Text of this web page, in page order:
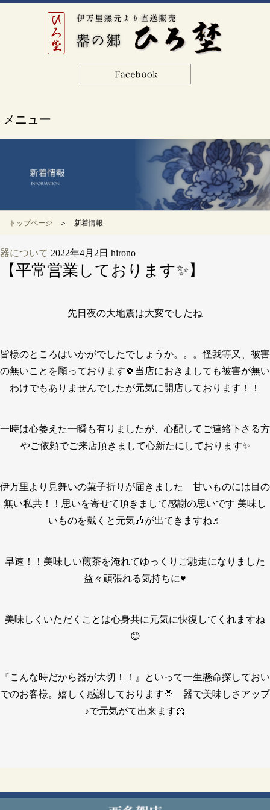
メニュー
トップページ ＞ 新着情報
器について 2022年4月2日 hirono
【平常営業しております✨】
先日夜の大地震は大変でしたね
皆様のところはいかがでしたでしょうか。。。怪我等又、被害
の無いことを願っております🍀当店におきましても被害が無い
わけでもありませんでしたが元気に開店しております！！
一時は心萎えた一瞬も有りましたが、心配してご連絡下さる方
やご依頼でご来店頂きまして心新たにしております✨
伊万里より見舞いの菓子折りが届きました 甘いものには目の
無い私共！！思いを寄せて頂きまして感謝の思いです 美味し
いものを戴くと元気🎶が出てきますね♬
早速！！美味しい煎茶を淹れてゆっくりご馳走になりました
益々頑張れる気持ちに♥
美味しくいただくことは心身共に元気に快復してくれますね
😊
『こんな時だから器が大切！！』といって一生懸命探しておい
でのお客様。嬉しく感謝しております💛 器で美味しさアップ
♪で元気がて出来ます🎀